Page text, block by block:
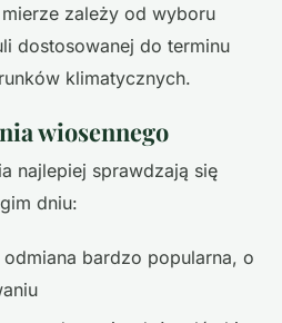
zależy od wyboru
dostosowanej do terminu
klimatycznych.
wiosennego
najlepiej sprawdzają się
dniu:
odmiana bardzo popularna, o